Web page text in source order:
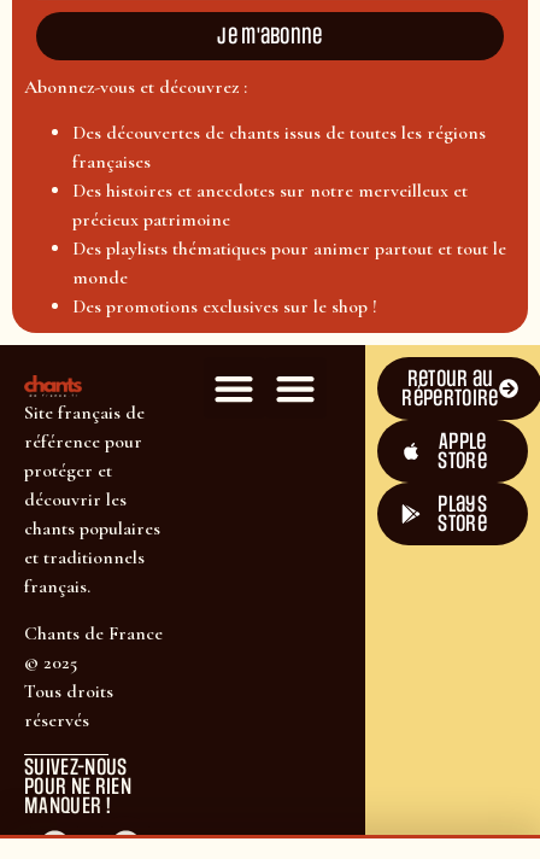
Je m'abonne
Abonnez-vous et découvrez :
Des découvertes de chants issus de toutes les régions
françaises
Des histoires et anecdotes sur notre merveilleux et
précieux patrimoine
Des playlists thématiques pour animer partout et tout le
monde
Des promotions exclusives sur le shop !
Site français de
référence pour
protéger et
découvrir les
chants populaires
et traditionnels
français.
Chants de France
© 2025
Tous droits
réservés
SUIVEZ-NOUS
POUR NE RIEN
MANQUER !
Retour au
répertoire
Apple
Store
plays
store